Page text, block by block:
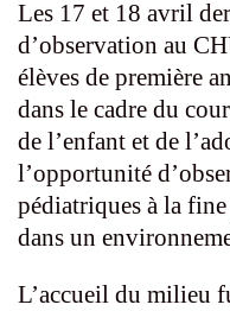
Les 17 et 18 avril
d’observation au
élèves de première
dans le cadre du
de l’enfant et de
l’opportunité
pédiatriques à la
dans un
L’accueil du milieu